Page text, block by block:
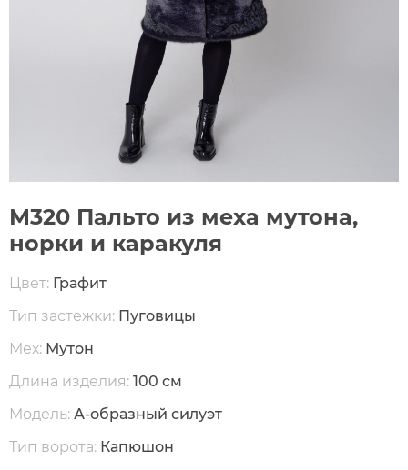
М320 Пальто из меха мутона,
норки и каракуля
Цвет: Графит
Тип застежки: Пуговицы
Мех: Мутон
Длина изделия: 100 см
Модель: А-образный силуэт
Тип ворота: Капюшон